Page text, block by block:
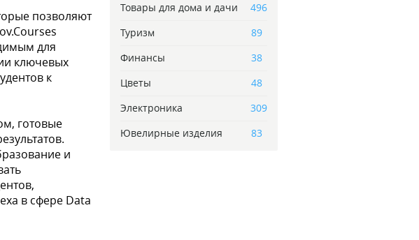
позволяют
для
ключевых
к
готовые
и
в сфере Data
Товары для дома и дачи
496
Туризм
89
Финансы
38
Цветы
48
Электроника
309
Ювелирные изделия
83